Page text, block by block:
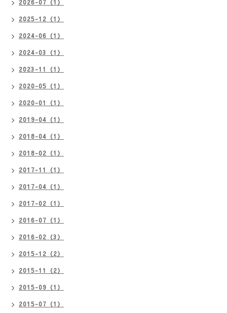
2026-07（1）
2025-12（1）
2024-06（1）
2024-03（1）
2023-11（1）
2020-05（1）
2020-01（1）
2019-04（1）
2018-04（1）
2018-02（1）
2017-11（1）
2017-04（1）
2017-02（1）
2016-07（1）
2016-02（3）
2015-12（2）
2015-11（2）
2015-09（1）
2015-07（1）